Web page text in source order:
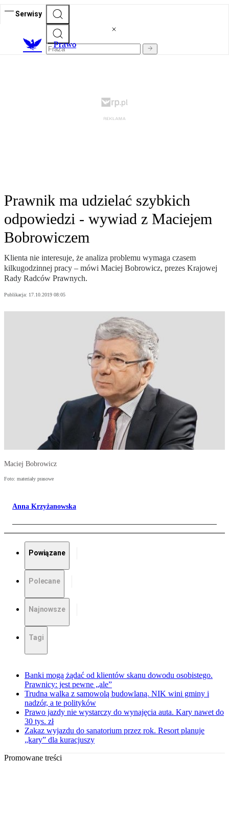
Serwisy
Prawo
Prawnik ma udzielać szybkich
odpowiedzi - wywiad z Maciejem
Bobrowiczem
Klienta nie interesuje, że analiza problemu wymaga czasem
kilkugodzinnej pracy – mówi Maciej Bobrowicz, prezes Krajowej
Rady Radców Prawnych.
Publikacja: 17.10.2019 08:05
Maciej Bobrowicz
Foto: materiały prasowe
Anna Krzyżanowska
Powiązane
Polecane
Najnowsze
Tagi
Banki mogą żądać od klientów skanu dowodu osobistego.
Prawnicy: jest pewne „ale”
Trudna walka z samowolą budowlaną. NIK wini gminy i
nadzór, a te polityków
Prawo jazdy nie wystarczy do wynajęcia auta. Kary nawet do
30 tys. zł
Zakaz wyjazdu do sanatorium przez rok. Resort planuje
„kary” dla kuracjuszy
Promowane treści